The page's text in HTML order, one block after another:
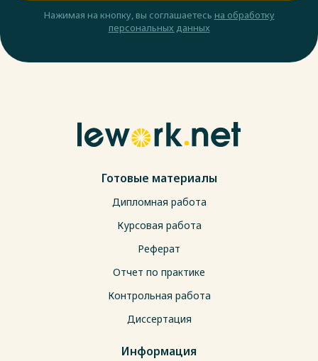
Нажимая на кнопку, вы соглашаетесь на обработку
персональных данных
Готовые материалы
Дипломная работа
Курсовая работа
Реферат
Отчет по практике
Контрольная работа
Диссертация
Информация